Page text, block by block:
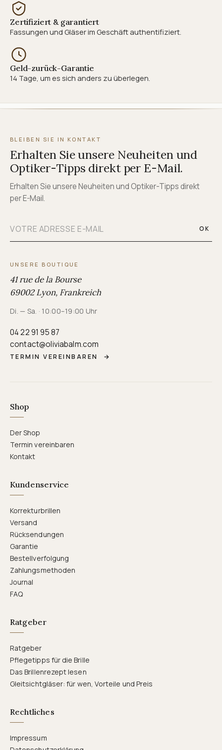
Zertifiziert & garantiert
Fassungen und Gläser im Geschäft authentifiziert.
Geld-zurück-Garantie
14 Tage, um es sich anders zu überlegen.
BLEIBEN SIE IN KONTAKT
Erhalten Sie unsere Neuheiten und
Optiker-Tipps direkt per E-Mail.
Erhalten Sie unsere Neuheiten und Optiker-Tipps direkt
per E-Mail.
OK
UNSERE BOUTIQUE
41 rue de la Bourse
69002 Lyon, Frankreich
Di. — Sa. · 10:00–19:00 Uhr
04 22 91 95 87
contact@oliviabalm.com
TERMIN VEREINBAREN →
Shop
Der Shop
Termin vereinbaren
Kontakt
Kundenservice
Korrekturbrillen
Versand
Rücksendungen
Garantie
Bestellverfolgung
Zahlungsmethoden
Journal
FAQ
Ratgeber
Ratgeber
Pflegetipps für die Brille
Das Brillenrezept lesen
Gleitsichtgläser: für wen, Vorteile und Preis
Rechtliches
Impressum